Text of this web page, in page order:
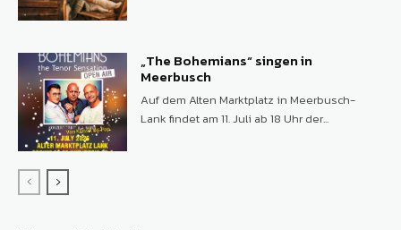
„The Bohemians“ singen in
Meerbusch
Auf dem Alten Marktplatz in Meerbusch-
Lank findet am 11. Juli ab 18 Uhr der...